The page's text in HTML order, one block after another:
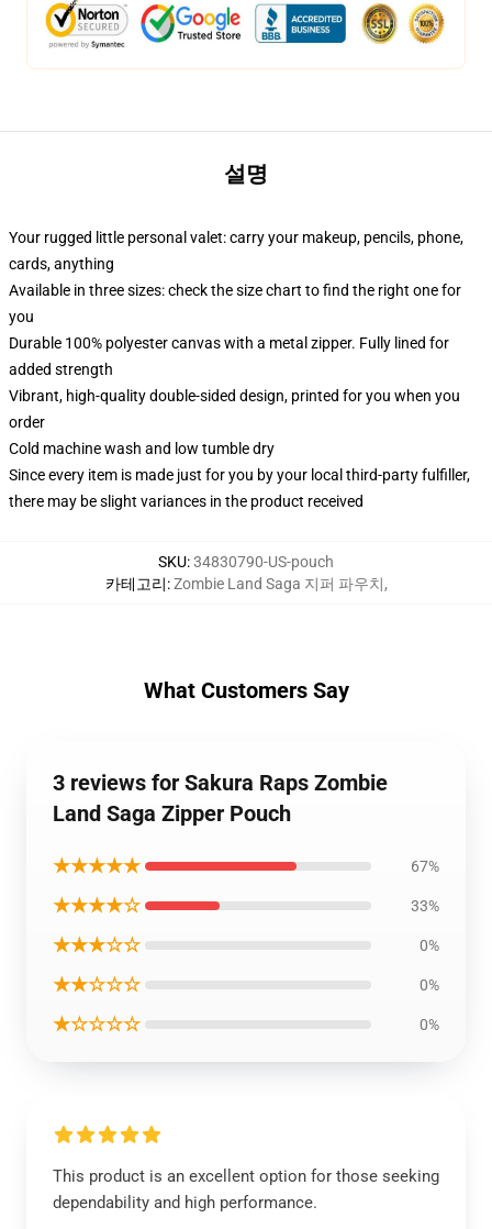
설명
Your rugged little personal valet: carry your makeup, pencils, phone,
cards, anything
Available in three sizes: check the size chart to find the right one for
you
Durable 100% polyester canvas with a metal zipper. Fully lined for
added strength
Vibrant, high-quality double-sided design, printed for you when you
order
Cold machine wash and low tumble dry
Since every item is made just for you by your local third-party fulfiller,
there may be slight variances in the product received
SKU:34830790-US-pouch
카테고리:Zombie Land Saga 지퍼 파우치,
What Customers Say
3 reviews for Sakura Raps Zombie
Land Saga Zipper Pouch
★★★★★ 67%
★★★★☆ 33%
★★★☆☆ 0%
★★☆☆☆ 0%
★☆☆☆☆ 0%
This product is an excellent option for those seeking
dependability and high performance.